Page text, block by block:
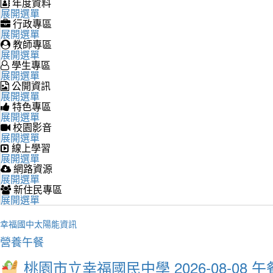
展開選單
行政專區
展開選單
教師專區
展開選單
學生專區
展開選單
公開資訊
展開選單
特色專區
展開選單
校園影音
展開選單
線上學習
展開選單
網路資源
展開選單
新住民專區
展開選單
幸福國中太陽能資訊
營養午餐
桃園市立幸福國民中學 2026-08-08 午